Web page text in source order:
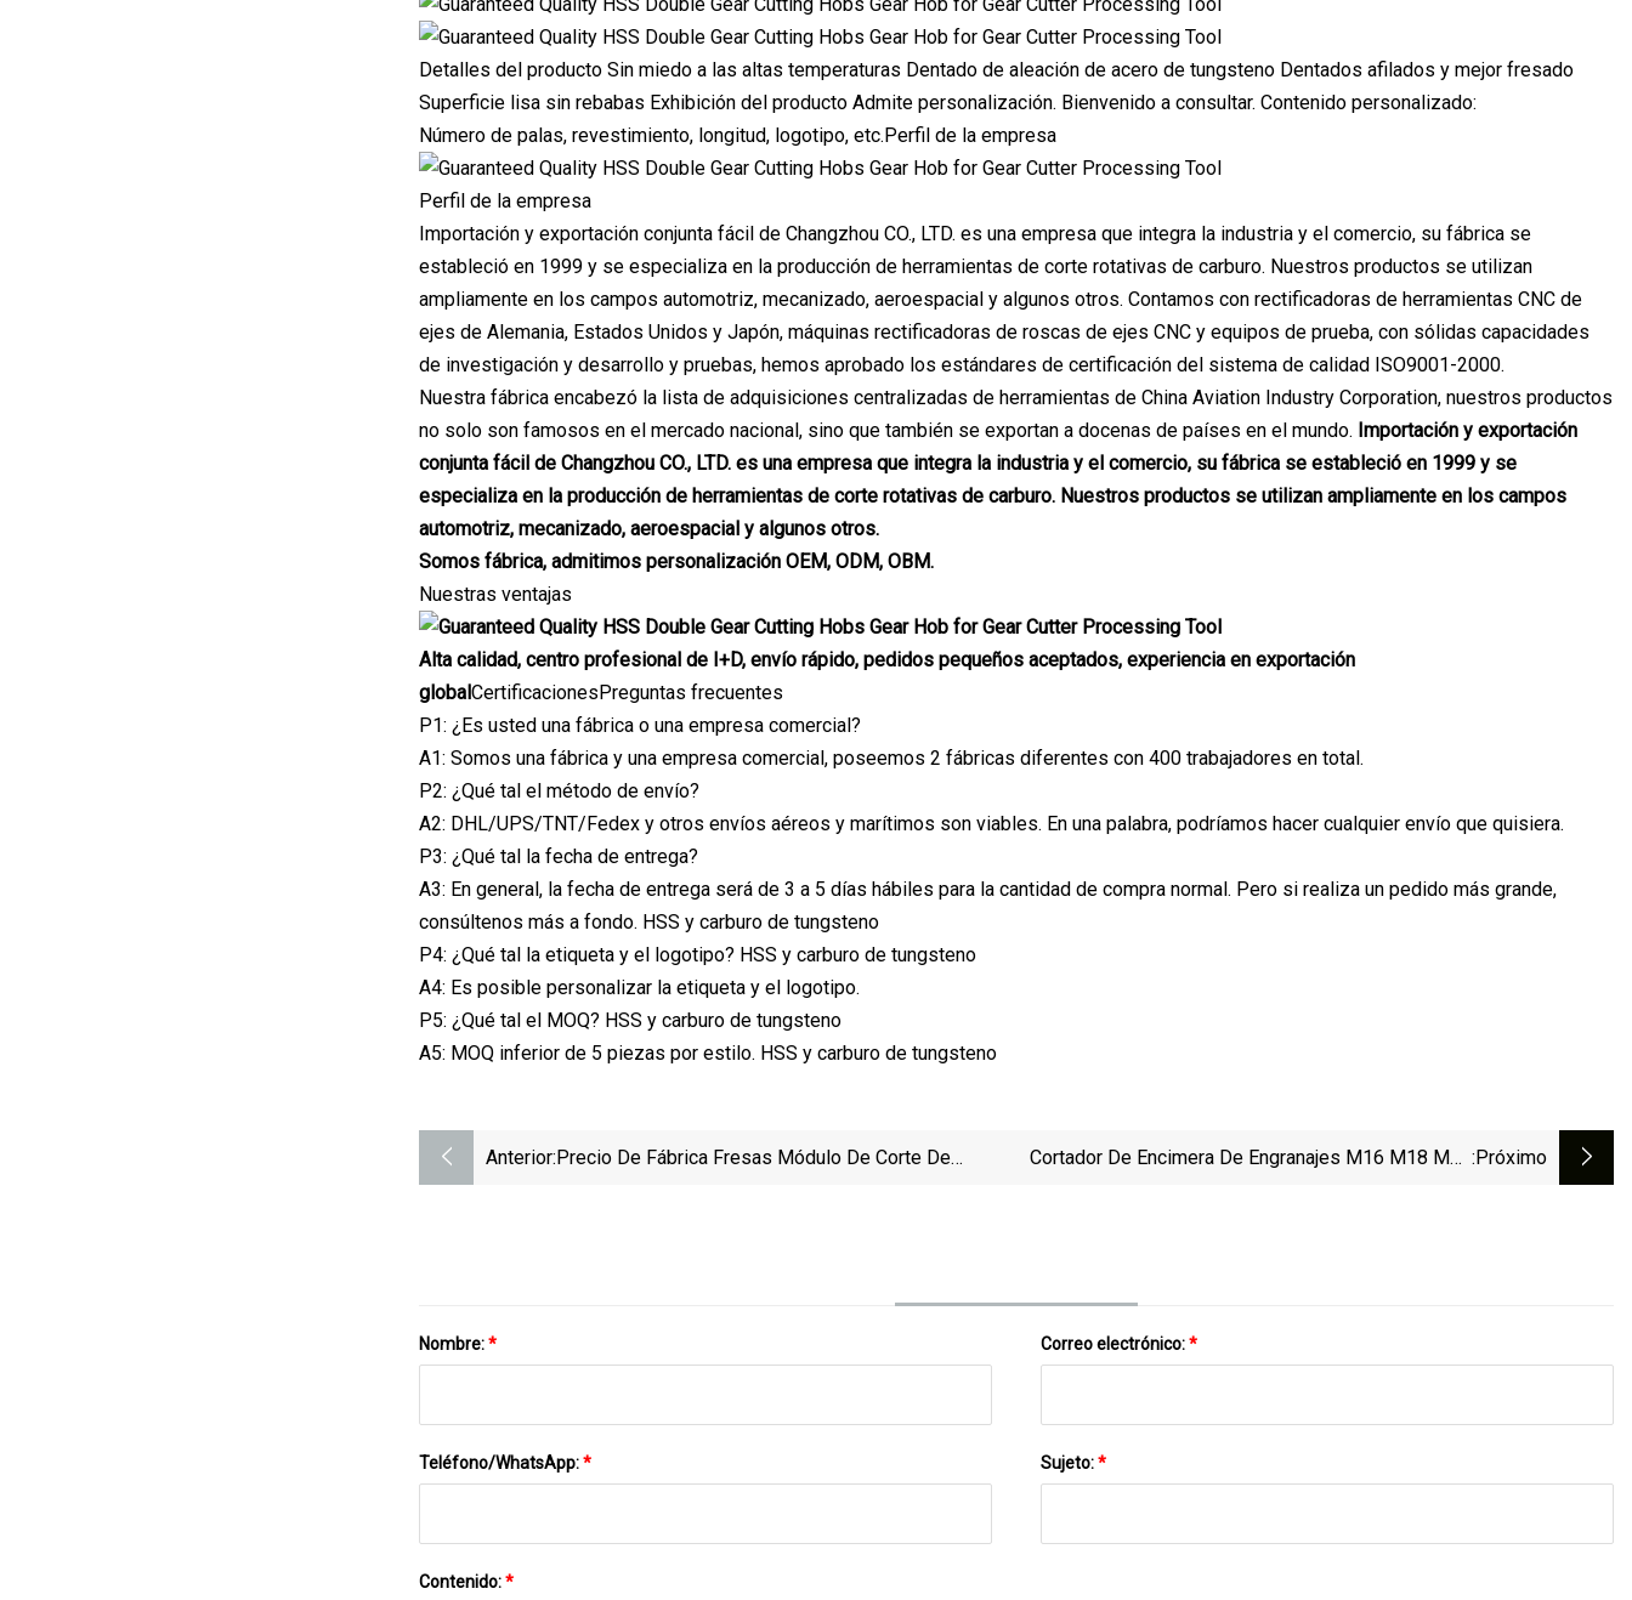
Detalles del producto Sin miedo a las altas temperaturas Dentado de aleación de acero de tungsteno Dentados afilados y mejor fresado
Superficie lisa sin rebabas Exhibición del producto Admite personalización. Bienvenido a consultar. Contenido personalizado:
Número de palas, revestimiento, longitud, logotipo, etc.Perfil de la empresa
Perfil de la empresa
Importación y exportación conjunta fácil de Changzhou CO., LTD. es una empresa que integra la industria y el comercio, su fábrica se
estableció en 1999 y se especializa en la producción de herramientas de corte rotativas de carburo. Nuestros productos se utilizan
ampliamente en los campos automotriz, mecanizado, aeroespacial y algunos otros. Contamos con rectificadoras de herramientas CNC de
ejes de Alemania, Estados Unidos y Japón, máquinas rectificadoras de roscas de ejes CNC y equipos de prueba, con sólidas capacidades
de investigación y desarrollo y pruebas, hemos aprobado los estándares de certificación del sistema de calidad ISO9001-2000.
Nuestra fábrica encabezó la lista de adquisiciones centralizadas de herramientas de China Aviation Industry Corporation, nuestros productos
no solo son famosos en el mercado nacional, sino que también se exportan a docenas de países en el mundo. Importación y exportación
conjunta fácil de Changzhou CO., LTD. es una empresa que integra la industria y el comercio, su fábrica se estableció en 1999 y se
especializa en la producción de herramientas de corte rotativas de carburo. Nuestros productos se utilizan ampliamente en los campos
automotriz, mecanizado, aeroespacial y algunos otros.
Somos fábrica, admitimos personalización OEM, ODM, OBM.
Nuestras ventajas
Alta calidad, centro profesional de I+D, envío rápido, pedidos pequeños aceptados, experiencia en exportación
globalCertificacionesPreguntas frecuentes
P1: ¿Es usted una fábrica o una empresa comercial?
A1: Somos una fábrica y una empresa comercial, poseemos 2 fábricas diferentes con 400 trabajadores en total.
P2: ¿Qué tal el método de envío?
A2: DHL/UPS/TNT/Fedex y otros envíos aéreos y marítimos son viables. En una palabra, podríamos hacer cualquier envío que quisiera.
P3: ¿Qué tal la fecha de entrega?
A3: En general, la fecha de entrega será de 3 a 5 días hábiles para la cantidad de compra normal. Pero si realiza un pedido más grande,
consúltenos más a fondo. HSS y carburo de tungsteno
P4: ¿Qué tal la etiqueta y el logotipo? HSS y carburo de tungsteno
A4: Es posible personalizar la etiqueta y el logotipo.
P5: ¿Qué tal el MOQ? HSS y carburo de tungsteno
A5: MOQ inferior de 5 piezas por estilo. HSS y carburo de tungsteno
Anterior:Precio De Fábrica Fresas Módulo De Corte De
Cortador De Encimera De Engranajes M16 M18 M20 :próximo
Nombre:* Correo electrónico:*
Teléfono/WhatsApp:* Sujeto:*
Contenido:*